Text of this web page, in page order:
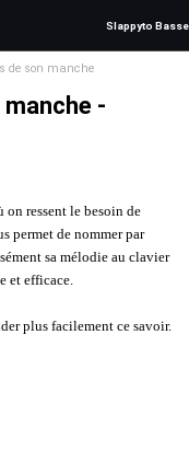
Slappyto Basse
de son manche
-
ressent le besoin de
permet de nommer par
sa mélodie au clavier
et efficace.
plus facilement ce savoir.